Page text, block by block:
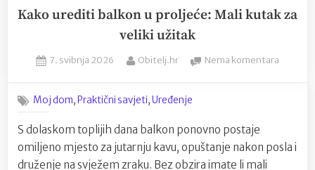
za
bojenje
u
dvorištu”
Kako urediti balkon u proljeće: Mali kutak za
veliki užitak
Posted
7. svibnja 2026 By
Obitelj.hr Nema komentara
Mali
Moj dom,Praktični savjeti,Uređenje
S dolaskom toplijih dana balkon ponovno postaje
omiljeno mjesto za jutarnju kavu, opuštanje nakon posla i
druženje na svježem zraku. Bez obzira imate li mali